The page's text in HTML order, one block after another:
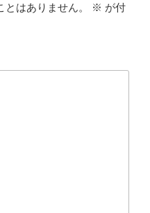
はありません。 ※ が付